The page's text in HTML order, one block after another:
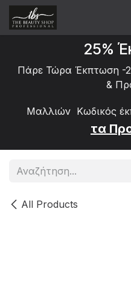
Skip to Content
25%
Πάρε Τώρα Έκπτωση -
&
Μαλλιών Κωδικός
τα
All Products